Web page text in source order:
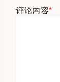
评论内容*